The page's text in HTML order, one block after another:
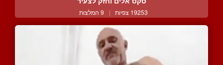
19253 צפיות | 9 המלצות